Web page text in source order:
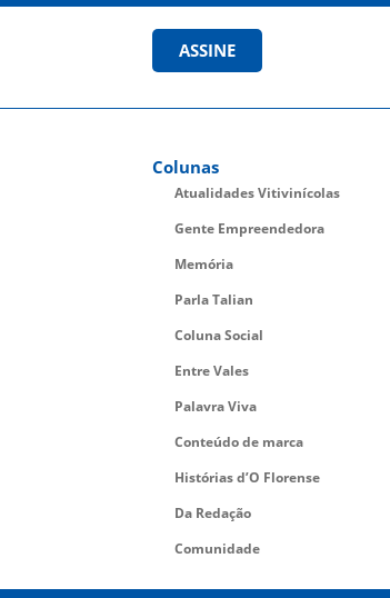
ASSINE
Colunas
Atualidades Vitivinícolas
Gente Empreendedora
Memória
Parla Talian
Coluna Social
Entre Vales
Palavra Viva
Conteúdo de marca
Histórias d’O Florense
Da Redação
Comunidade